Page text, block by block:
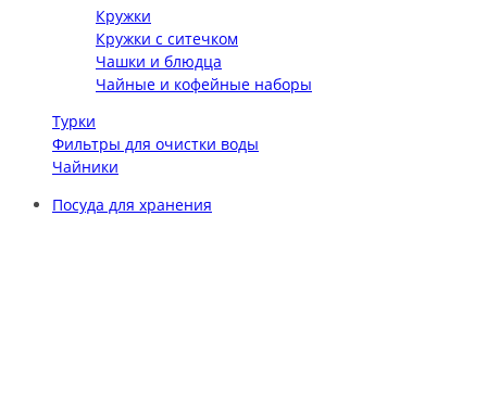
Кружки
Кружки с ситечком
Чашки и блюдца
Чайные и кофейные наборы
Турки
Фильтры для очистки воды
Чайники
Посуда для хранения